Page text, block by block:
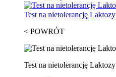
Test na nietolerancję Laktozy
< POWRÓT
Test na nietolerancję Laktozy